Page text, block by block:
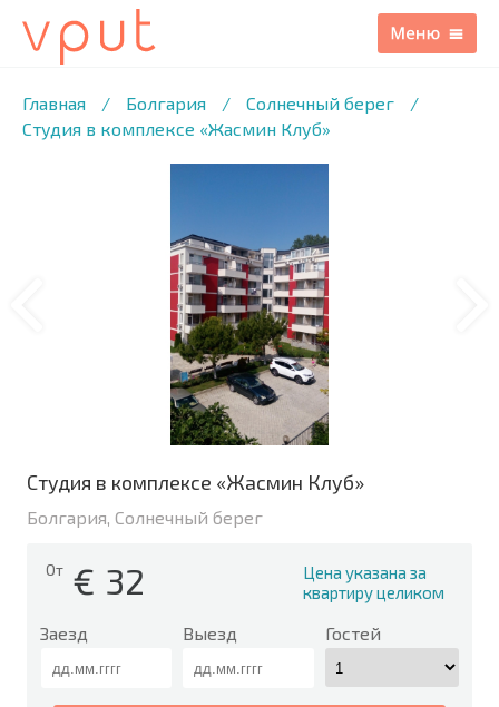
Главная / Болгария / Солнечный берег
/
Студия в комплексе «Жасмин Клуб»
/13 ФОТО
Студия в комплексе «Жасмин Клуб»
Болгария, Солнечный берег
От € 32
Цена указана за
квартиру целиком
Заезд Выезд Гостей